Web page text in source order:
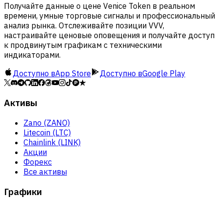
Получайте данные о цене Venice Token в реальном
времени, умные торговые сигналы и профессиональный
анализ рынка. Отслеживайте позиции VVV,
настраивайте ценовые оповещения и получайте доступ
к продвинутым графикам с техническими
индикаторами.
Доступно вApp Store Доступно вGoogle Play
Активы
Zano (ZANO)
Litecoin (LTC)
Chainlink (LINK)
Акции
Форекс
Все активы
Графики